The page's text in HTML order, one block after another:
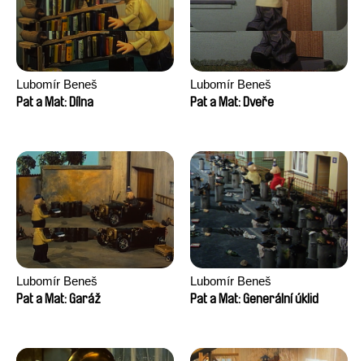
Lubomír Beneš
Pat a Mat: Dílna
Lubomír Beneš
Pat a Mat: Dveře
Lubomír Beneš
Pat a Mat: Garáž
Lubomír Beneš
Pat a Mat: Generální úklid